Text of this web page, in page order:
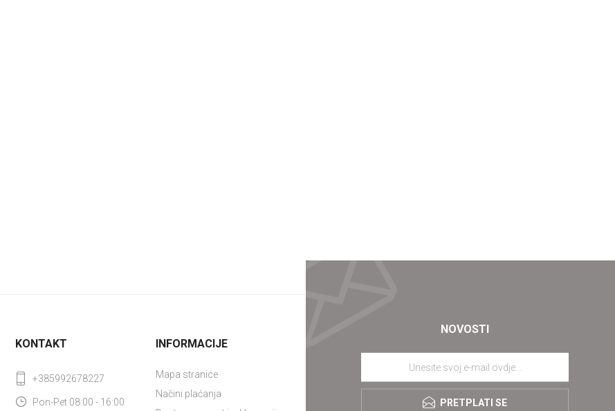
NOVOSTI
PRETPLATI SE
KONTAKT
+385992678227
Pon-Pet 08:00 - 16:00
INFORMACIJE
Mapa stranice
Načini plaćanja